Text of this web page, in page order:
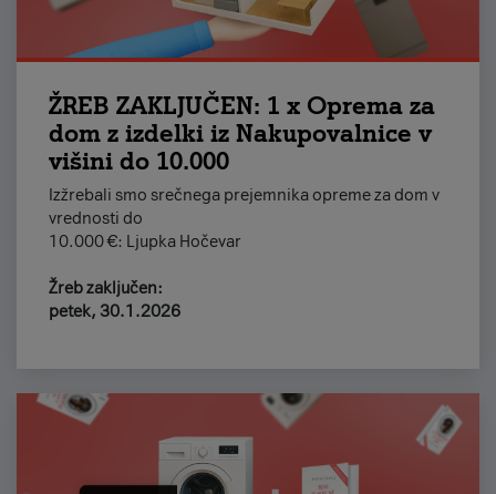
ŽREB ZAKLJUČEN: 1 x Oprema za
dom z izdelki iz Nakupovalnice v
višini do 10.000
Izžrebali smo srečnega prejemnika opreme za dom v
vrednosti do
10.000 €: Ljupka Hočevar
Žreb zaključen:
petek, 30.1.2026